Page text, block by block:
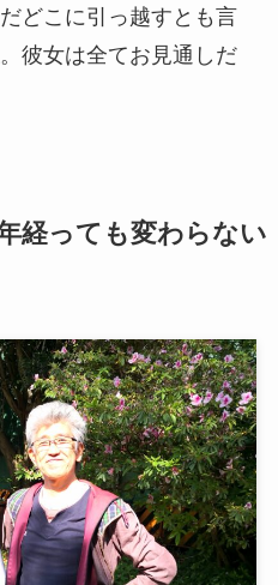
どこに引っ越すとも言
彼女は全てお見通しだ
経っても変わらない